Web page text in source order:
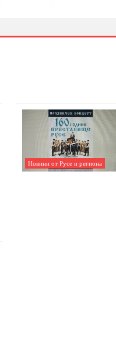
Новини от Русе и региона